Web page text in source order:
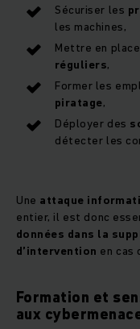
Sécuriser les
les machines,
Mettre en
réguliers,
Former les
piratage,
Déployer des
détecter les
Une attaque
entier, il est donc
données dans la
d’intervention en cas
Formation et
aux